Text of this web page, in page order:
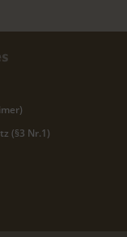
(§3 Nr.1)